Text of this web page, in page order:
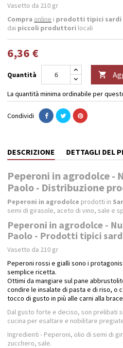
Vasetto da 210 gr
Compra online i prodotti tipici sardi
dai piccoli produttori locali
6,36 €
Quantità 
La quantità minima ordinabile per
Condividi
DESCRIZIONE DETTAGLI DEL
Peperoni in agrodolce -
Paolo - Distribuzione
Peperoni in agrodolce prodotti in
semi di girasole, aceto di vino, sale e
Peperoni in agrodolce -
Paolo - Prodotti tipici
Vasetto da 210 gr
Peperoni rossi e gialli sono i
semplice ricetta.
Ottimi da mangiare sul pane
condire le insalate di pasta e di riso, o
tocco di gusto in più alle carni alla
Dal gusto forte e deciso, son prelibati
cucina per esaltare e nobilitare
Ingredienti - Peperoni, olio di semi di
zucchero, sale.